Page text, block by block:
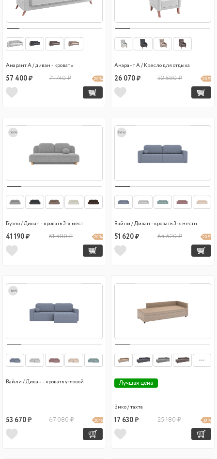
Амарант А / диван - кровать
57 400 ₽ 71 740 ₽ 20 %
Амарант А / Кресло для отдыха
26 070 ₽ 32 580 ₽ 20 %
new
Буэно / Диван - кровать 3-х мест
41 190 ₽ 51 480 ₽ 20 %
new
Вайли / Диван - кровать 3-х местн.
51 620 ₽ 64 520 ₽ 20 %
new
Вайли / Диван - кровать угловой
53 670 ₽ 67 080 ₽ 20 %
Лучшая цена
Вико / тахта
17 630 ₽ 25 180 ₽ 30 %